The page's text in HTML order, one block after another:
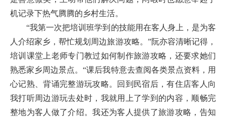
机记录下热气腾腾的乡村生活。
“我第一次把培训班学到的技能用在客人身上，是为客
人介绍家乡，帮忙规划周边旅游攻略。”阮亦容清晰记得，
培训课堂上老师专门教过如何制作旅游攻略，还要求她们
熟悉家乡周边景点。“课后我特意去查阅各类景点资料，用
心记熟、背诵完整游玩攻略。回到民宿后，有住店客人向
我打听周边游玩去处时，我就用上了学到的内容，顺畅完
整地为客人做了介绍。我还为客人提供了旅游攻略，告知